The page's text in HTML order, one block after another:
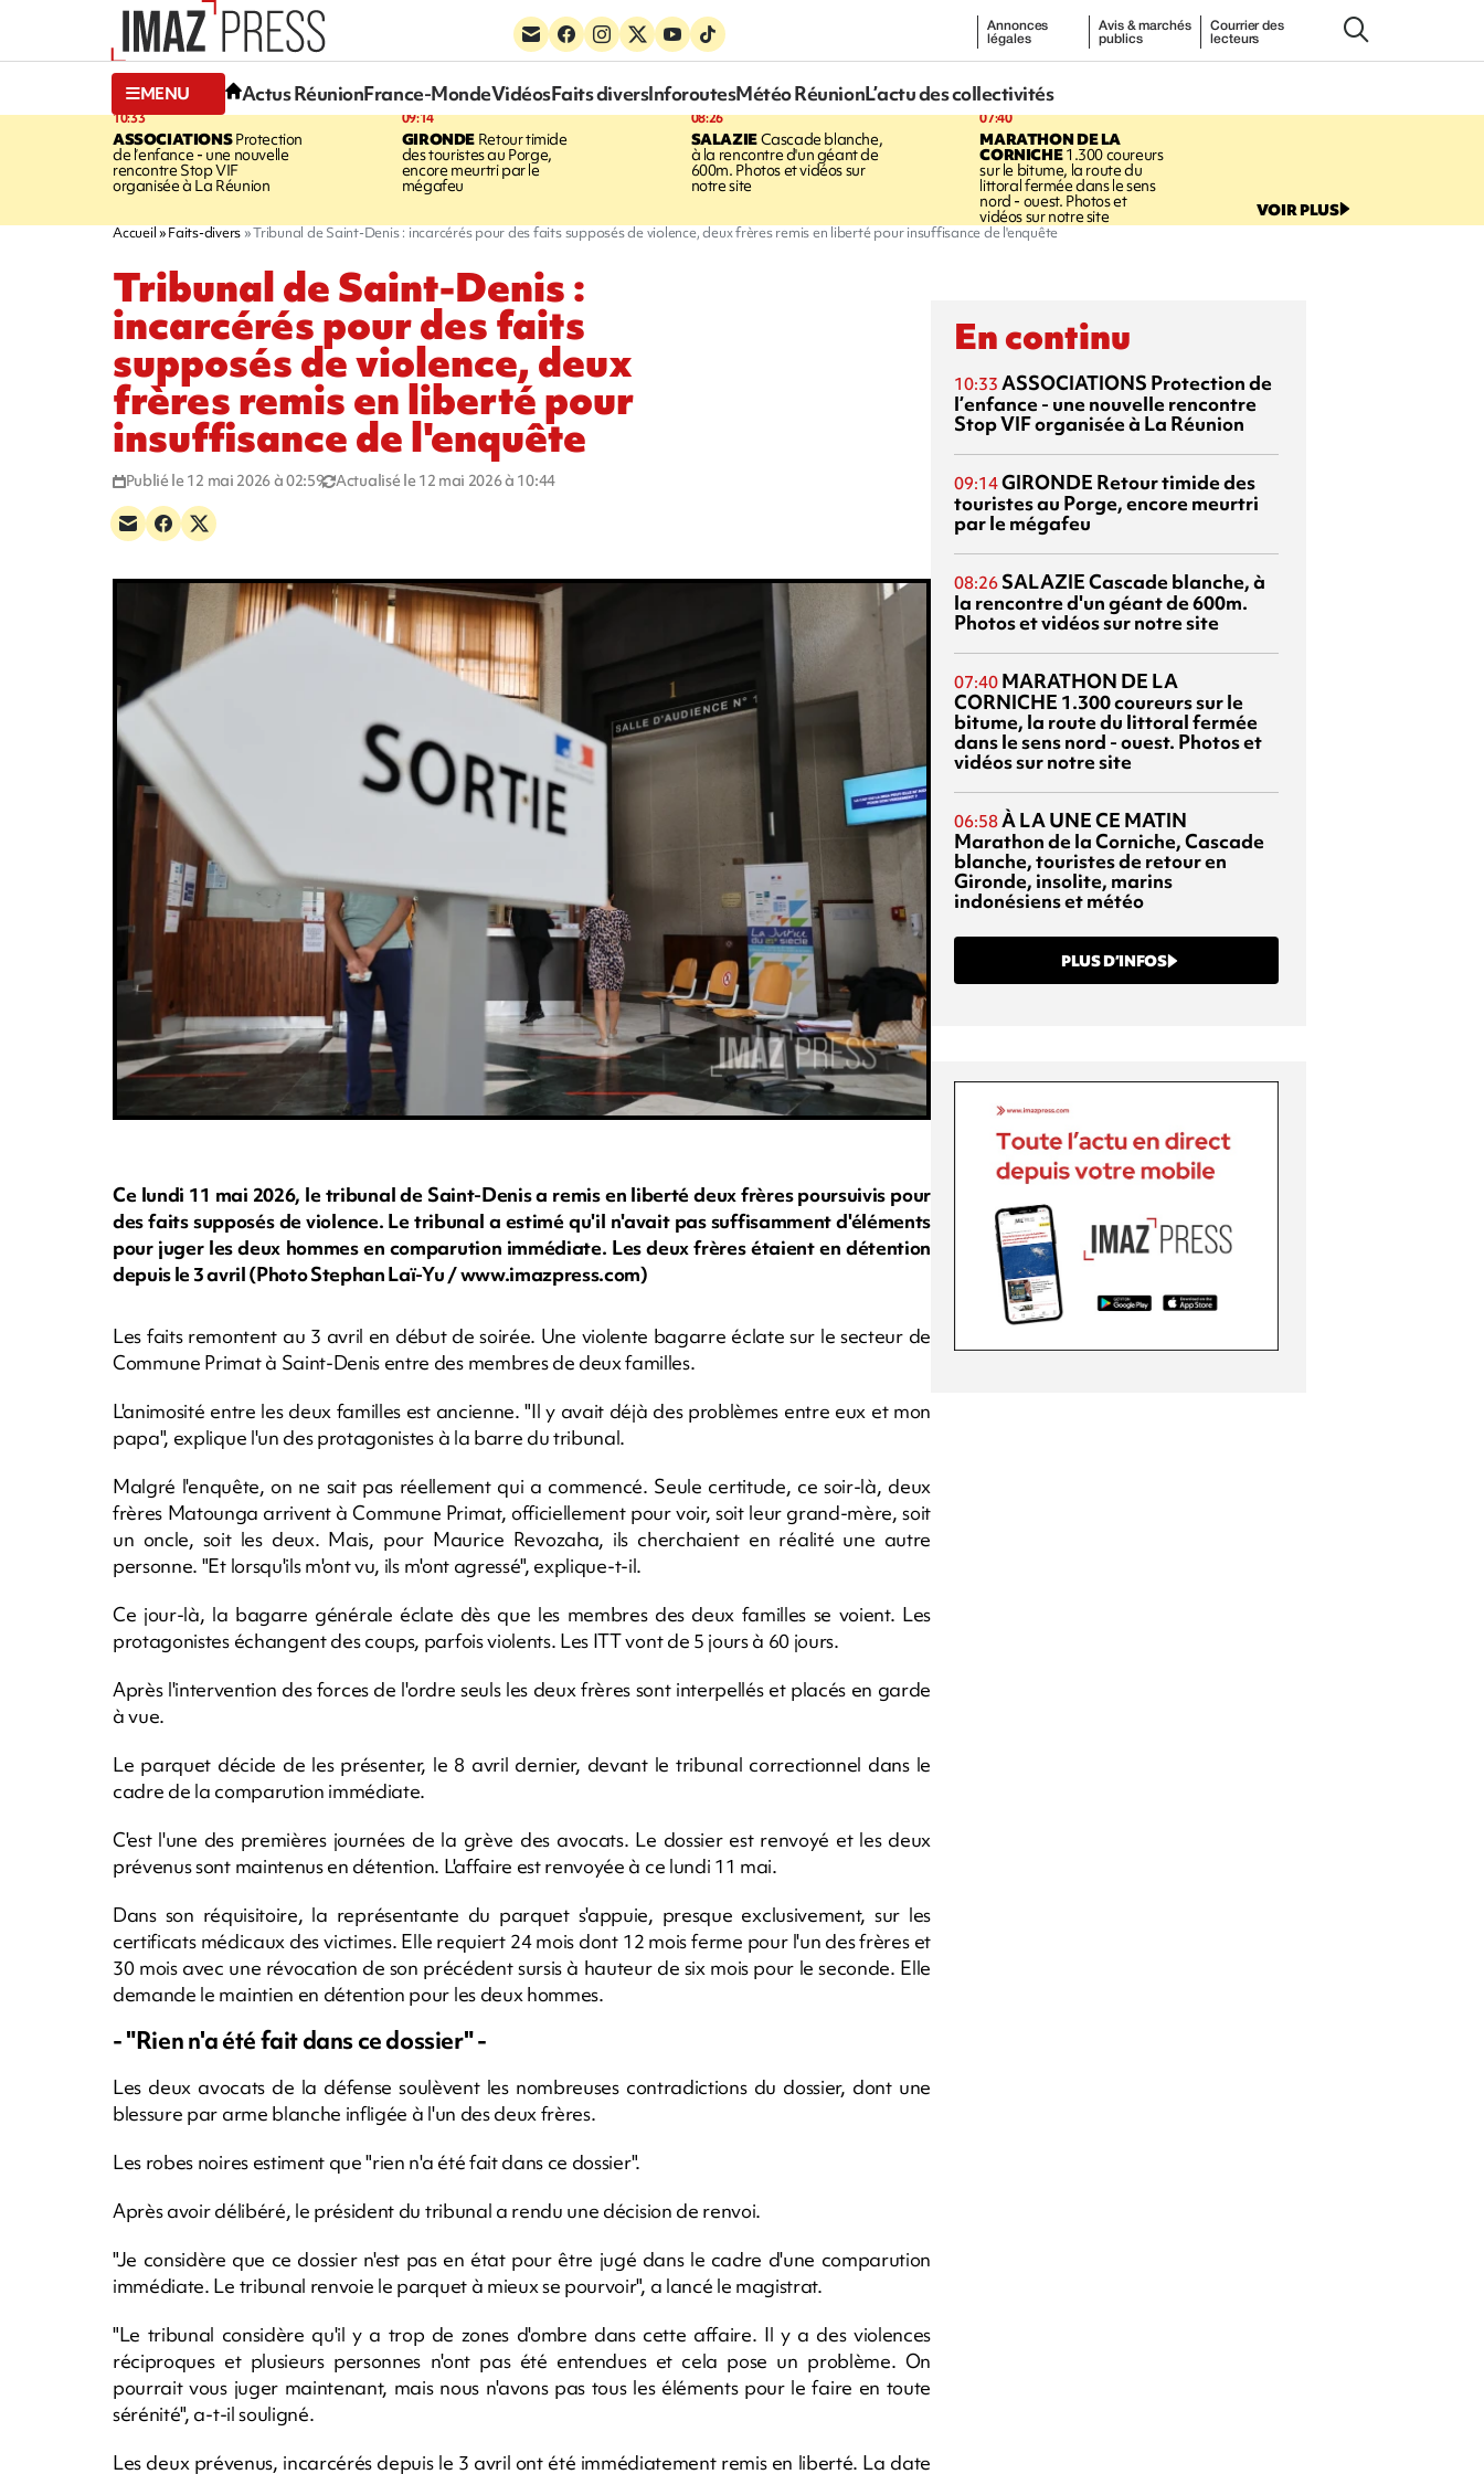
Annonces
légales
Avis & marchés
publics
Courrier des
lecteurs
MENU Actus RéunionFrance-MondeVidéosFaits diversInforoutesMétéo RéunionL’actu des collectivités
10:33
ASSOCIATIONSProtection
de l’enfance - une nouvelle
rencontre Stop VIF
organisée à La Réunion
09:14
GIRONDE Retour timide
des touristes au Porge,
encore meurtri par le
mégafeu
08:26
SALAZIECascade blanche,
à la rencontre d'un géant de
600m. Photos et vidéos sur
notre site
07:40
MARATHON DE LA
CORNICHE1.300 coureurs
sur le bitume, la route du
littoral fermée dans le sens
nord - ouest. Photos et
vidéos sur notre site VOIR PLUS
Accueil Faits-divers Tribunal de Saint-Denis : incarcérés pour des faits supposés de violence, deux frères remis en liberté pour insuffisance de l'enquête
Tribunal de Saint-Denis :
incarcérés pour des faits
supposés de violence, deux
frères remis en liberté pour
insuffisance de l'enquête
Publié le 12 mai 2026 à 02:59 Actualisé le 12 mai 2026 à 10:44
Ce lundi 11 mai 2026, le tribunal de Saint-Denis a remis en liberté deux frères poursuivis pour
des faits supposés de violence. Le tribunal a estimé qu'il n'avait pas suffisamment d'éléments
pour juger les deux hommes en comparution immédiate. Les deux frères étaient en détention
depuis le 3 avril (Photo Stephan Laï-Yu / www.imazpress.com)
Les faits remontent au 3 avril en début de soirée. Une violente bagarre éclate sur le secteur de
Commune Primat à Saint-Denis entre des membres de deux familles.
L'animosité entre les deux familles est ancienne. "Il y avait déjà des problèmes entre eux et mon
papa", explique l'un des protagonistes à la barre du tribunal.
Malgré l'enquête, on ne sait pas réellement qui a commencé. Seule certitude, ce soir-là, deux
frères Matounga arrivent à Commune Primat, officiellement pour voir, soit leur grand-mère, soit
un oncle, soit les deux. Mais, pour Maurice Revozaha, ils cherchaient en réalité une autre
personne. "Et lorsqu'ils m'ont vu, ils m'ont agressé", explique-t-il.
Ce jour-là, la bagarre générale éclate dès que les membres des deux familles se voient. Les
protagonistes échangent des coups, parfois violents. Les ITT vont de 5 jours à 60 jours.
Après l'intervention des forces de l'ordre seuls les deux frères sont interpellés et placés en garde
à vue.
Le parquet décide de les présenter, le 8 avril dernier, devant le tribunal correctionnel dans le
cadre de la comparution immédiate.
C'est l'une des premières journées de la grève des avocats. Le dossier est renvoyé et les deux
prévenus sont maintenus en détention. L'affaire est renvoyée à ce lundi 11 mai.
Dans son réquisitoire, la représentante du parquet s'appuie, presque exclusivement, sur les
certificats médicaux des victimes. Elle requiert 24 mois dont 12 mois ferme pour l'un des frères et
30 mois avec une révocation de son précédent sursis à hauteur de six mois pour le seconde. Elle
demande le maintien en détention pour les deux hommes.
- "Rien n'a été fait dans ce dossier" -
Les deux avocats de la défense soulèvent les nombreuses contradictions du dossier, dont une
blessure par arme blanche infligée à l'un des deux frères.
Les robes noires estiment que "rien n'a été fait dans ce dossier".
Après avoir délibéré, le président du tribunal a rendu une décision de renvoi.
"Je considère que ce dossier n'est pas en état pour être jugé dans le cadre d'une comparution
immédiate. Le tribunal renvoie le parquet à mieux se pourvoir", a lancé le magistrat.
"Le tribunal considère qu'il y a trop de zones d'ombre dans cette affaire. Il y a des violences
réciproques et plusieurs personnes n'ont pas été entendues et cela pose un problème. On
pourrait vous juger maintenant, mais nous n'avons pas tous les éléments pour le faire en toute
sérénité", a-t-il souligné.
Les deux prévenus, incarcérés depuis le 3 avril ont été immédiatement remis en liberté. La date
En continu
10:33 ASSOCIATIONS Protection de
l’enfance - une nouvelle rencontre
Stop VIF organisée à La Réunion
09:14GIRONDE Retour timide des
touristes au Porge, encore meurtri
par le mégafeu
08:26 SALAZIECascade blanche, à
la rencontre d'un géant de 600m.
Photos et vidéos sur notre site
07:40 MARATHON DE LA
CORNICHE 1.300 coureurs sur le
bitume, la route du littoral fermée
dans le sens nord - ouest. Photos et
vidéos sur notre site
06:58À LA UNE CE MATIN
Marathon de la Corniche, Cascade
blanche, touristes de retour en
Gironde, insolite, marins
indonésiens et météo
PLUS D’INFOS